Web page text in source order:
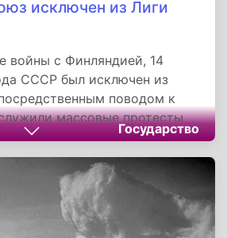
исключен из Лиги
войны с Финляндией, 14
СССР был исключен из
поводом к
массовые протесты
по поводу
бомбардировок советской
объектов, в том числе
бомб.
Государство